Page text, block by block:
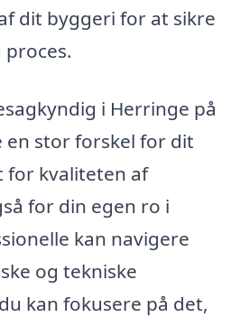
dit byggeri for at sikre
proces.
i Herringe på
en stor forskel for dit
for kvaliteten af
for din egen ro i
kan navigere
og tekniske
kan fokusere på det,